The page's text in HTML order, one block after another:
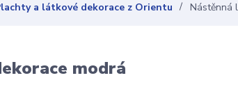
a látkové dekorace z Orientu Nástěnná
modrá